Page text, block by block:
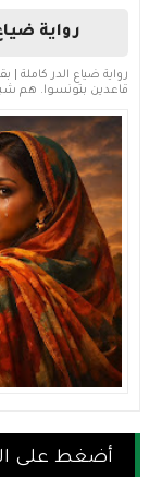
رواية
رواية ضياع الدر كاملة |
قاعدين بتونسوا. هم
أضغط على